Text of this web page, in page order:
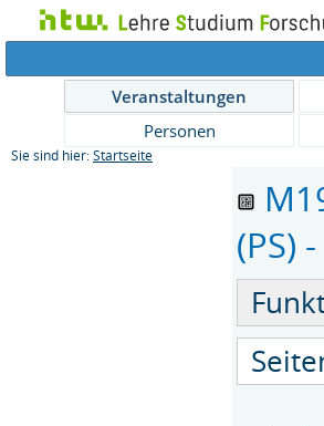
Veranstaltungen
Personen
Sie sind hier: Startseite
(PS)